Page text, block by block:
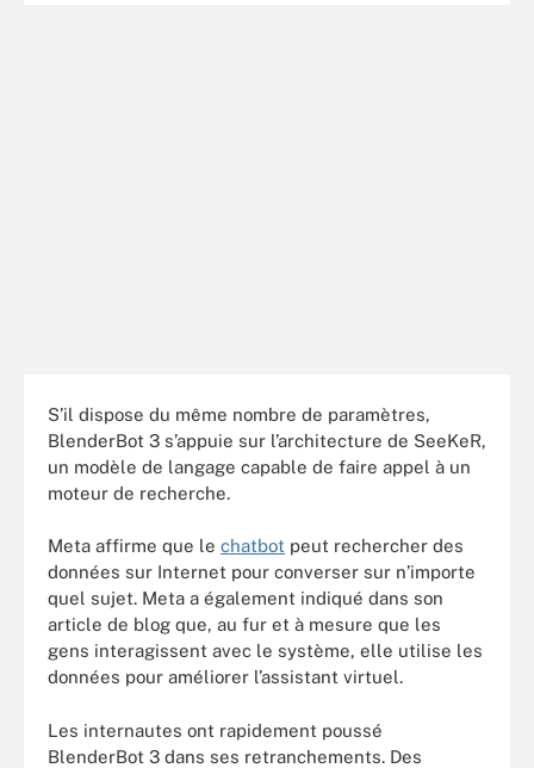
S’il dispose du même nombre de paramètres,
BlenderBot 3 s’appuie sur l’architecture de SeeKeR,
un modèle de langage capable de faire appel à un
moteur de recherche.
Meta affirme que le chatbot peut rechercher des
données sur Internet pour converser sur n’importe
quel sujet. Meta a également indiqué dans son
article de blog que, au fur et à mesure que les
gens interagissent avec le système, elle utilise les
données pour améliorer l’assistant virtuel.
Les internautes ont rapidement poussé
BlenderBot 3 dans ses retranchements. Des